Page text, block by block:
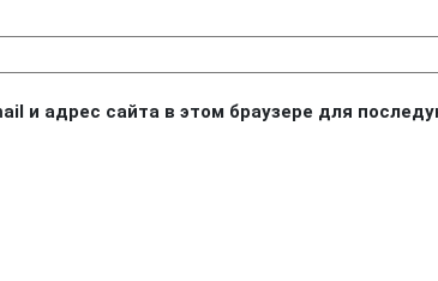
и адрес сайта в этом браузере для